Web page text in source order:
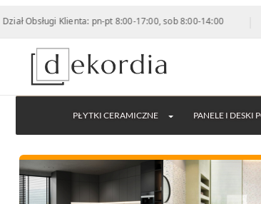
Klienta: pn-pt 8:00-17:00, sob 8:00-14:00 |
PŁYTKI CERAMICZNE PANELE I DESKI